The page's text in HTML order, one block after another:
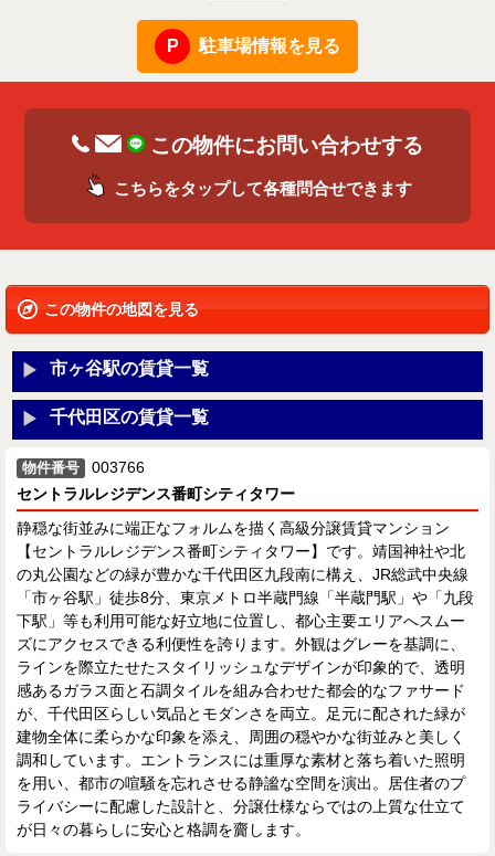
駐車場情報を見る
この物件にお問い合わせする
こちらをタップして各種問合せできます
この物件の地図を見る
市ヶ谷駅の賃貸一覧
千代田区の賃貸一覧
物件番号
003766
セントラルレジデンス番町シティタワー
静穏な街並みに端正なフォルムを描く高級分譲賃貸マンション
【セントラルレジデンス番町シティタワー】です。靖国神社や北
の丸公園などの緑が豊かな千代田区九段南に構え、JR総武中央線
「市ヶ谷駅」徒歩8分、東京メトロ半蔵門線「半蔵門駅」や「九段
下駅」等も利用可能な好立地に位置し、都心主要エリアへスムー
ズにアクセスできる利便性を誇ります。外観はグレーを基調に、
ラインを際立たせたスタイリッシュなデザインが印象的で、透明
感あるガラス面と石調タイルを組み合わせた都会的なファサード
が、千代田区らしい気品とモダンさを両立。足元に配された緑が
建物全体に柔らかな印象を添え、周囲の穏やかな街並みと美しく
調和しています。エントランスには重厚な素材と落ち着いた照明
を用い、都市の喧騒を忘れさせる静謐な空間を演出。居住者のプ
ライバシーに配慮した設計と、分譲仕様ならではの上質な仕立て
が日々の暮らしに安心と格調を齎します。